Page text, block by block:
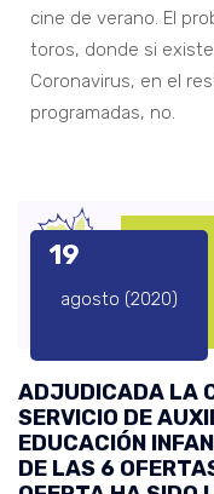
cine de verano. El
toros, donde si
Coronavirus, en el
programadas, no.
19
agosto (2020)
ADJUDICADA LA
SERVICIO DE
EDUCACIÓN
DE LAS 6